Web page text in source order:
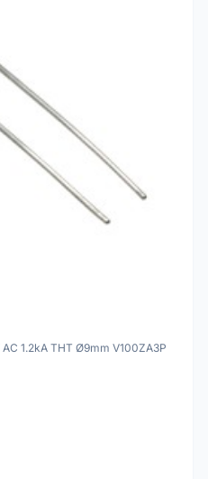
1.2kA THT Ø9mm V100ZA3P